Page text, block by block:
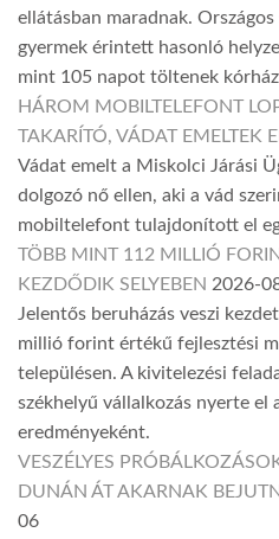
ellátásban maradnak.
gyermek érintett hasonló
mint 105 napot töltenek
HÁROM MOBILTELEFONT
TAKARÍTÓ, VÁDAT EMELTEK
Vádat emelt a Miskolci Járási
dolgozó nő ellen, aki a vád
mobiltelefont tulajdonított el
TÖBB MINT 112 MILLIÓ
KEZDŐDIK SELYEBEN 2026-
Jelentős beruházás veszi
millió forint értékű fejlesztési
településen. A kivitelezési
székhelyű vállalkozás nyerte el
eredményeként.
VESZÉLYES
DUNÁN ÁT AKARNAK
06